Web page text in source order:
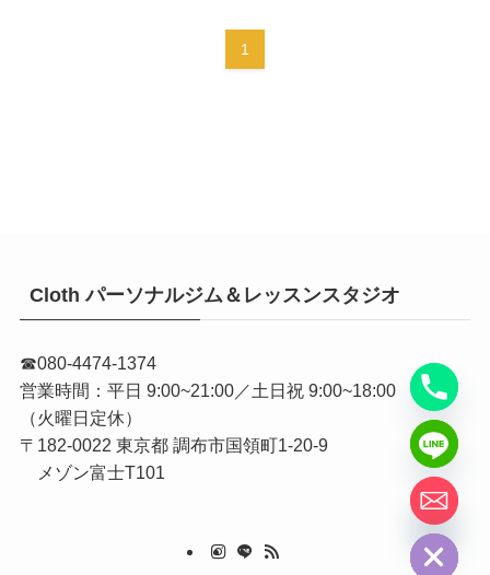
1
Cloth パーソナルジム＆レッスンスタジオ
☎︎080-4474-1374
営業時間：平日 9:00~21:00／土日祝 9:00~18:00
（火曜日定休）
〒182-0022 東京都 調布市国領町1-20-9
メ ゾン富士T101
H
i
d
e
c
h
a